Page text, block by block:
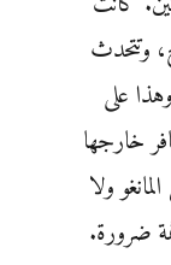
وتتحدث
على
خارجها
ولا
ضرورة.